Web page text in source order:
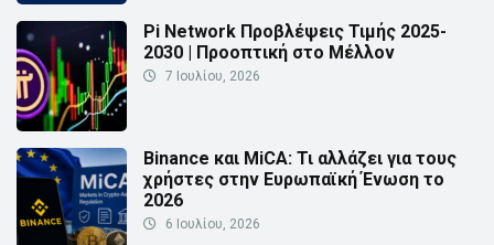
Pi Network Προβλέψεις Τιμής 2025-
2030 | Προοπτική στο Μέλλον
7 Ιουλίου, 2026
Binance και MiCA: Τι αλλάζει για τους
χρήστες στην Ευρωπαϊκή Ένωση το
2026
6 Ιουλίου, 2026